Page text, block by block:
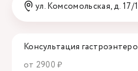
ул. Комсомольская, д. 17/1
Консультация
от 2900 ₽